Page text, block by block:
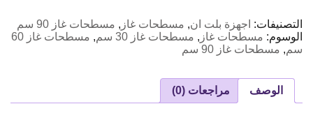
التصنيفات: اجهزة بلت ان, مسطحات غاز , مسطحات غاز 90 سم
الوسوم: مسطحات غاز , مسطحات غاز 30 سم ,
مسطحات غاز 60
سم, مسطحات غاز 90 سم
الوصف مراجعات (0)